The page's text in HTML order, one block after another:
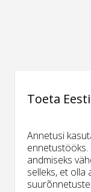
Toeta
Annetusi
ennetustööks.
andmiseks
selleks, et olla